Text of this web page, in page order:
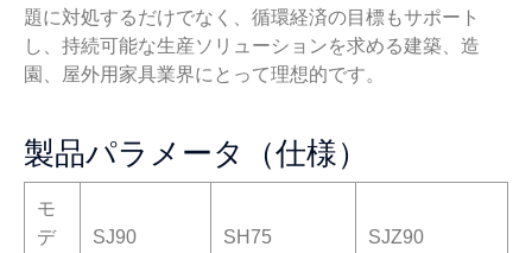
題に対処するだけでなく、循環経済の目標もサポート
し、持続可能な生産ソリューションを求める建築、造
園、屋外用家具業界にとって理想的です。
製品パラメータ（仕様）
モ
デ
SJ90 SH75 SJZ90